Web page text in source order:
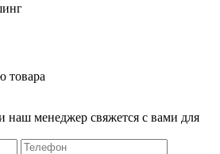
товара
наш менеджер свяжется с вами для